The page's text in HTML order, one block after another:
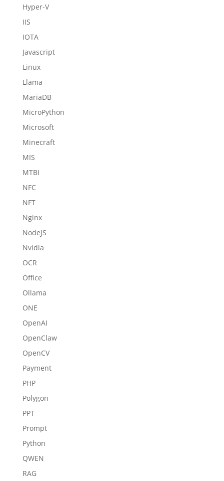
Hyper-V
IIS
IOTA
Javascript
Linux
Llama
MariaDB
MicroPython
Microsoft
Minecraft
MIS
MTBI
NFC
NFT
Nginx
NodeJS
Nvidia
OCR
Office
Ollama
ONE
OpenAI
OpenClaw
OpenCV
Payment
PHP
Polygon
PPT
Prompt
Python
QWEN
RAG